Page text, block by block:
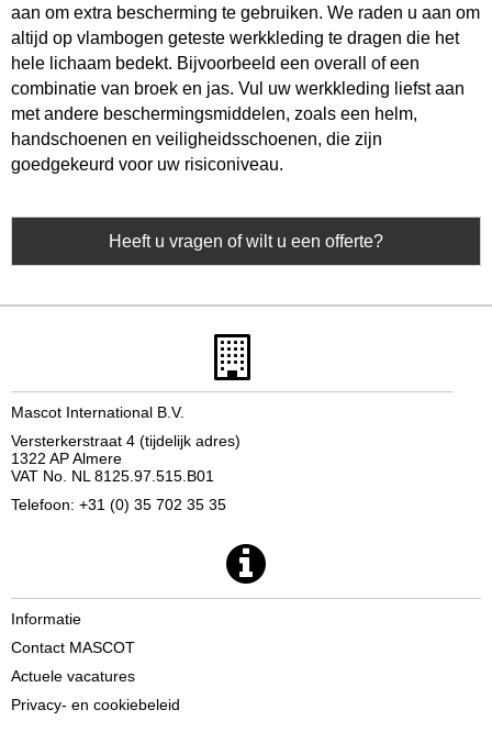
aan om extra bescherming te gebruiken. We raden u aan om
altijd op vlambogen geteste werkkleding te dragen die het
hele lichaam bedekt. Bijvoorbeeld een overall of een
combinatie van broek en jas. Vul uw werkkleding liefst aan
met andere beschermingsmiddelen, zoals een helm,
handschoenen en veiligheidsschoenen, die zijn
goedgekeurd voor uw risiconiveau.
Heeft u vragen of wilt u een offerte?
Mascot International B.V.
Versterkerstraat 4 (tijdelijk adres)
1322 AP Almere
VAT No. NL 8125.97.515.B01
Telefoon: +31 (0) 35 702 35 35
Informatie
Contact MASCOT
Actuele vacatures
Privacy- en cookiebeleid